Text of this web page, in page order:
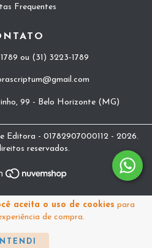
aceita o uso de cookies para
de compra.
Frequentes
ou (31) 3223-1789
99 - Belo Horizonte (MG)
Editora - 01782907000112 - 2026.
reservados.